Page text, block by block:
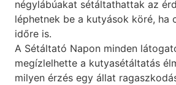
négylábúakat sétáltathattak az
léphetnek be a kutyások köré, ha
időre is.
A Sétáltató Napon minden
megízlelhette a kutyasétáltatás
milyen érzés egy állat